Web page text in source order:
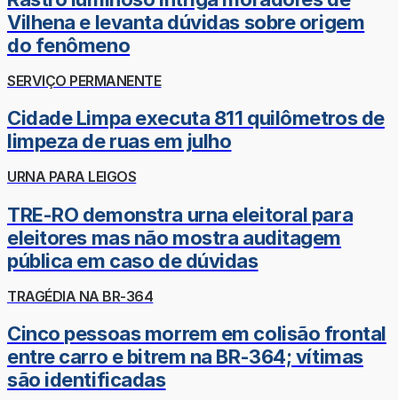
Vilhena e levanta dúvidas sobre origem
do fenômeno
SERVIÇO PERMANENTE
Cidade Limpa executa 811 quilômetros de
limpeza de ruas em julho
URNA PARA LEIGOS
TRE-RO demonstra urna eleitoral para
eleitores mas não mostra auditagem
pública em caso de dúvidas
TRAGÉDIA NA BR-364
Cinco pessoas morrem em colisão frontal
entre carro e bitrem na BR-364; vítimas
são identificadas